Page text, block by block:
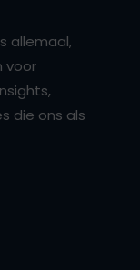
allemaal,
voor
die ons als